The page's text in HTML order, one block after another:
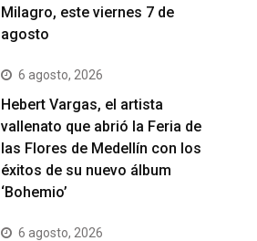
Milagro, este viernes 7 de
agosto
6 agosto, 2026
Hebert Vargas, el artista
vallenato que abrió la Feria de
las Flores de Medellín con los
éxitos de su nuevo álbum
‘Bohemio’
6 agosto, 2026